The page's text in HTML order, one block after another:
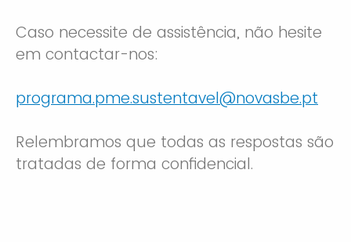
Caso necessite de assistência, não hesite
em contactar-nos:
programa.pme.sustentavel@novasbe.pt
Relembramos que todas as respostas são
tratadas de forma confidencial.